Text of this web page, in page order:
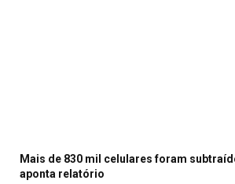
Mais de 830 mil celulares foram
aponta relatório